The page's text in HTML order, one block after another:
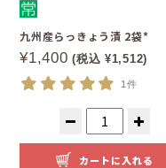
九州産らっきょう漬 2袋*
¥1,400 (税込 ¥1,512)
1件
カートに入れる